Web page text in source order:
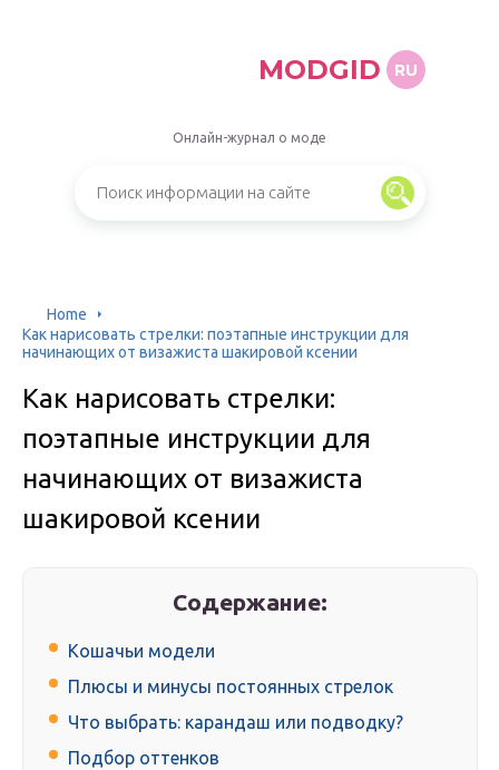
MODGID RU
Онлайн-журнал о моде
Home
Как нарисовать стрелки: поэтапные инструкции для
начинающих от визажиста шакировой ксении
Как нарисовать стрелки:
поэтапные инструкции для
начинающих от визажиста
шакировой ксении
Содержание:
Кошачьи модели
Плюсы и минусы постоянных стрелок
Что выбрать: карандаш или подводку?
Подбор оттенков